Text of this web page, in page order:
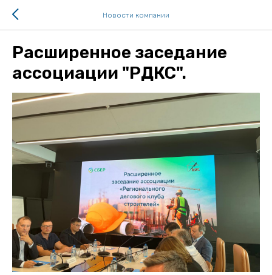
Новости компании
Расширенное заседание
ассоциации "РДКС".